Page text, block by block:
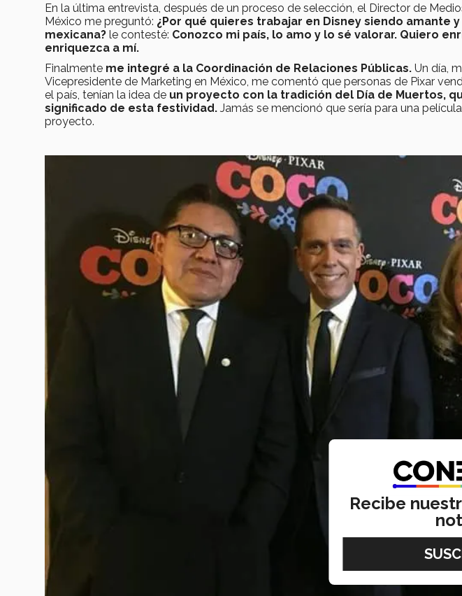
En la última entrevista, después de un proceso de selección, el Director de
México me preguntó: ¿Por qué quieres trabajar en Disney siendo amante
mexicana? le contesté: Conozco mi país, lo amo y lo sé valorar. Quiero
enriquezca a mí.
Finalmente me integré a la Coordinación de Relaciones Públicas. Un día,
Vicepresidente de Marketing en México, me comentó que personas de Pixar
el país, tenían la idea de un proyecto con la tradición del Día de Muertos,
significado de esta festividad. Jamás se mencionó que sería para una
proyecto.
Recibe